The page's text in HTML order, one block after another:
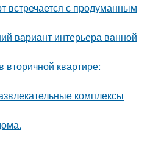
встречается с продуманным
вариант интерьера ванной
вторичной квартире:
комплексы